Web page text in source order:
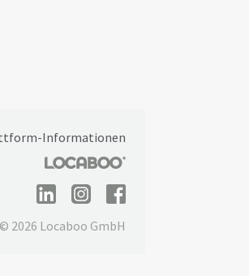
Informationen
© 2026 Locaboo GmbH